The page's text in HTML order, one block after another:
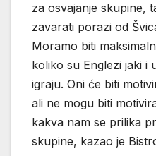
za osvajanje skupine,
zavarati porazi od
Moramo biti
koliko su Englezi jaki i
igraju. Oni će biti
ali ne mogu biti
kakva nam se prilika
skupine, kazao je